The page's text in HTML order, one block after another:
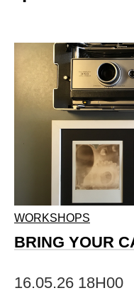
WORKSHOPS
BRING YOUR
16.05.26 18H00